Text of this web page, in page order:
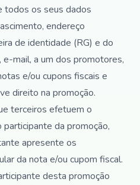
todos os seus dados
endereço
de identidade (RG) e do
mail, a um dos promotores,
e/ou cupons fiscais e
direito na promoção.
terceiros efetuem o
da promoção,
apresente os
da nota e/ou cupom fiscal.
desta promoção